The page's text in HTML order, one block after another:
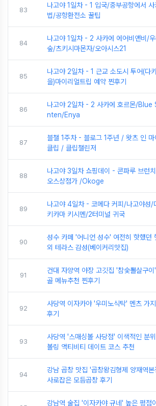
83
나고야 1일차 - 1 입국/중부공항에서
법/공항환전소 꿀팁
84
나고야 1일차 - 2 사카에 에어비앤비/
숲/츠키시마몬자/오아시스21
85
나고야 2일차 - 1 근교 소도시 투어(다
을)마이리얼트립 예약 찐후기
86
나고야 2일차 - 2 사카에 호르몬/
nten/Enya
87
블챌 1주차 - 블로그 1주년 / 왓츠 인 마
클립 / 클립챌린저
88
나고야 3일차 쇼핑데이 - 콘파루 브런
오스상점가 /Okoge
89
나고야 4일차 - 코메다 커피/나고야성/
키카마 키시멘/2터미널 귀국
90
성수 카페 '어니언 성수' 여전히 핫했던
외 테라스 감성(베이커리맛집)
91
건대 자양역 야장 고깃집 '참숯뽈살구
골 메뉴추천 찐후기
92
사당역 이자카야 '우미노식탁' 멘츠 가
후기
93
사당역 '스매싱볼 사당점' 이색적인 분
볼링 액티비티 데이트 코스 추천
94
강남 곱창 맛집 '곱창왕김형제 양재역
사로잡은 모듬곱창 후기
강남역 술집 '이자카야 규네' 높은 평점